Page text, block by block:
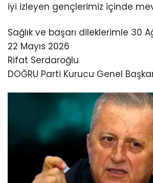
iyi izleyen gençlerimiz içinde
Sağlık ve başarı dileklerimle 30
22 Mayıs 2026
Rifat Serdaroğlu
DOĞRU Parti Kurucu Genel